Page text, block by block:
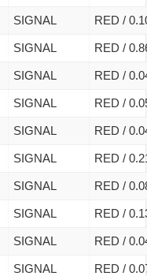
SIGNAL RED /
SIGNAL RED /
SIGNAL RED /
SIGNAL RED /
SIGNAL RED /
SIGNAL RED /
SIGNAL RED /
SIGNAL RED /
SIGNAL RED /
SIGNAL RED /